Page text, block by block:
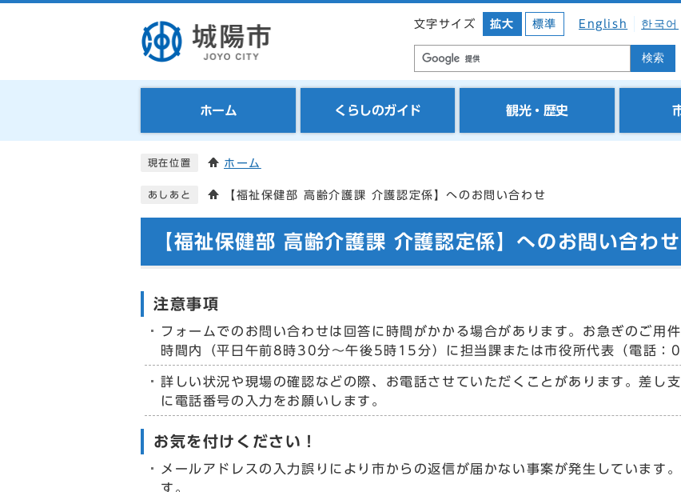
文字サイズ 拡大 標準 English 한국어
検索
ホーム くらしのガイド 観光・歴史
現在位置 ホーム
あしあと 【福祉保健部 高齢介護課 介護認定係】へのお問い合わせ
【福祉保健部 高齢介護課 介護認定係】へのお問い合わせ
注意事項
フォームでのお問い合わせは回答に時間がかかる場合があります。お急ぎのご用
時間内（平日午前8時30分～午後5時15分）に担当課または市役所代表（電話
詳しい状況や現場の確認などの際、お電話させていただくことがあります。差し
に電話番号の入力をお願いします。
お気を付けください！
メールアドレスの入力誤りにより市からの返信が届かない事案が発生しています
す。